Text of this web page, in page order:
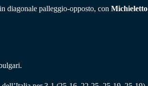
diagonale palleggio-opposto, con Michieletto